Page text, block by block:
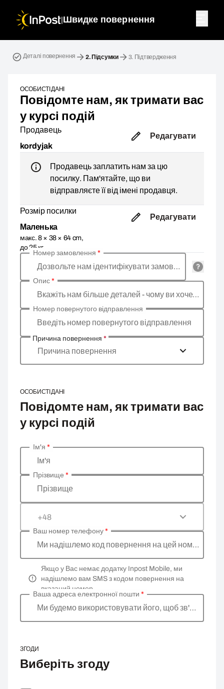
| Швидке повернення
Деталі повернення 2. Підсумки 3. Підтвердження
ОСОБИСТІ ДАНІ
Повідомте нам, як тримати вас
у курсі подій
Продавець
kordyjak
Редагувати
Продавець заплатить нам за цю
посилку. Пам'ятайте, що ви
відправляєте її від імені продавця.
Розмір посилки
Маленька
макс. 8 × 38 × 64 cm,
до 25 кг
Редагувати
Дозвольте нам ідентифікувати замовлення
Номер замовлення *
Вкажіть нам більше деталей - чому ви хочете повернути товар, в чому причина?
Опис*
Введіть номер повернутого відправлення
Номер повернутого відправлення
Причина повернення *
Причина повернення
ОСОБИСТІ ДАНІ
Повідомте нам, як тримати вас
у курсі подій
Введіть ваші особисті дані
Ім'я
Ім'я *
Прізвище
Прізвище *
+48
Ми надішлемо код повернення на цей номер
Ваш номер телефону*
Якщо у Вас немає додатку Inpost Mobile, ми
надішлемо вам SMS з кодом повернення на
вказаний номер.
Ми будемо використовувати його, щоб
Ваша адреса електронної пошти *
ЗГОДИ
Виберіть згоду